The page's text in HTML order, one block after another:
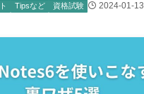
Tipsなど 資格試験 2024-01-13